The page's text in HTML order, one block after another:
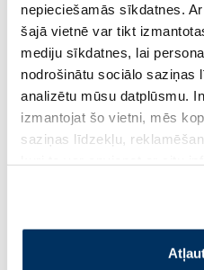
nepieciešamās sīkdatnes.
šajā vietnē var tikt
mediju sīkdatnes, lai
nodrošinātu sociālo saziņas
analizētu mūsu datplūsmu.
izmantojat šo vietni, mēs
saziņas līdzekļu,
pakalpojumus. Ja piekrītat
izmantošanai, lūdzu,
Pirkt
Page 1 of 10
Saules
-55%